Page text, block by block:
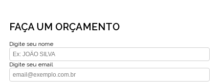
FAÇA UM ORÇAMENTO
Digite seu nome
Digite seu email